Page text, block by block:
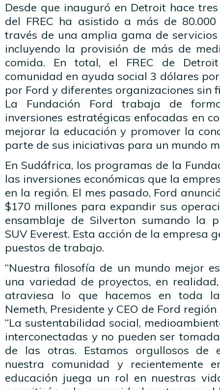
Desde que inauguró en Detroit hace
del FREC ha asistido a más de
través de una amplia gama de
incluyendo la provisión de más de
comida. En total, el FREC de
comunidad en ayuda social 3 dólares
por Ford y diferentes organizaciones sin
La Fundación Ford trabaja de
inversiones estratégicas enfocadas en
mejorar la educación y promover la
parte de sus iniciativas para un mundo
En Sudáfrica, los programas de la
las inversiones económicas que la
en la región. El mes pasado, Ford
$170 millones para expandir sus
ensamblaje de Silverton sumando la
SUV Everest. Esta acción de la empresa
puestos de trabajo.
“Nuestra filosofía de un mundo mejor
una variedad de proyectos, en
atraviesa lo que hacemos en toda
Nemeth, Presidente y CEO de Ford
“La sustentabilidad social,
interconectadas y no pueden ser
de las otras. Estamos orgullosos de
nuestra comunidad y recientemente
educación juega un rol en nuestras